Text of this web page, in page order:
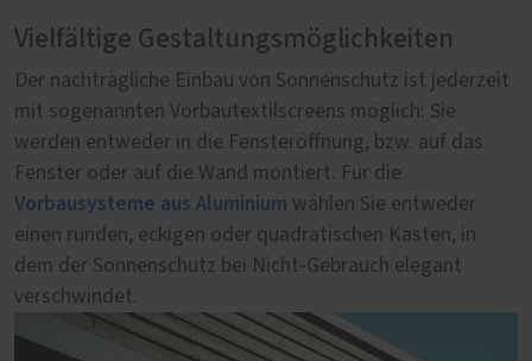
Vielfältige Gestaltungsmöglichkeiten
Der nachträgliche Einbau von Sonnenschutz ist jederzeit
mit sogenannten Vorbautextilscreens möglich: Sie
werden entweder in die Fensteröffnung, bzw. auf das
Fenster oder auf die Wand montiert. Für die
Vorbausysteme aus Aluminium wählen Sie entweder
einen runden, eckigen oder quadratischen Kasten, in
dem der Sonnenschutz bei Nicht-Gebrauch elegant
verschwindet.
Sonnenschutz für große Glasflächen
Für Panorama-Verglasungen eignen sich vor allem
sogenannte Zipscreens. Der motorangetriebene Behang,
der auch bei großen Flächen nicht geteilt werden muss,
sorgt für eine ästhetische und zuverlässige Beschattung.